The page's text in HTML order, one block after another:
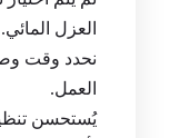
العزل المائي.
نحدد وقت
العمل.
يُستحسن